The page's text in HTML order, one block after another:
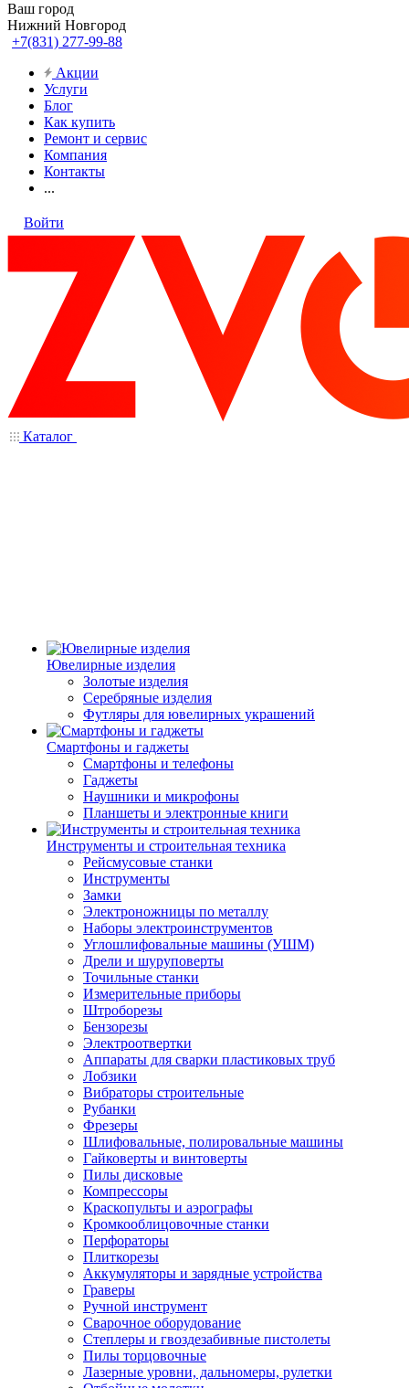
Ваш город
Нижний Новгород
+7(831) 277-99-88
Акции
Услуги
Блог
Как купить
Ремонт и сервис
Компания
Контакты
...
Войти
Каталог
Ювелирные изделия
Золотые изделия
Серебряные изделия
Футляры для ювелирных украшений
Смартфоны и гаджеты
Смартфоны и телефоны
Гаджеты
Наушники и микрофоны
Планшеты и электронные книги
Инструменты и строительная техника
Рейсмусовые станки
Инструменты
Замки
Электроножницы по металлу
Наборы электроинструментов
Углошлифовальные машины (УШМ)
Дрели и шуруповерты
Точильные станки
Измерительные приборы
Штроборезы
Бензорезы
Электроотвертки
Аппараты для сварки пластиковых труб
Лобзики
Вибраторы строительные
Рубанки
Фрезеры
Шлифовальные, полировальные машины
Гайковерты и винтоверты
Пилы дисковые
Компрессоры
Краскопульты и аэрографы
Кромкооблицовочные станки
Перфораторы
Плиткорезы
Аккумуляторы и зарядные устройства
Граверы
Ручной инструмент
Сварочное оборудование
Степлеры и гвоздезабивные пистолеты
Пилы торцовочные
Лазерные уровни, дальномеры, рулетки